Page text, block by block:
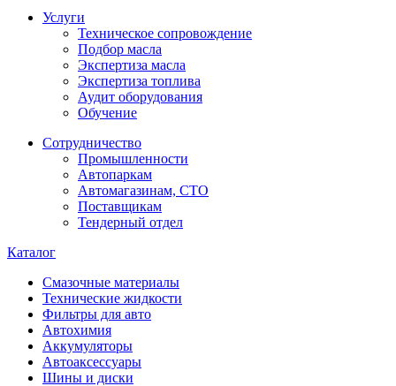
Услуги
Техническое сопровождение
Подбор масла
Экспертиза масла
Экспертиза топлива
Аудит оборудования
Обучение
Сотрудничество
Промышленности
Автопаркам
Автомагазинам, СТО
Поставщикам
Тендерный отдел
Каталог
Смазочные материалы
Технические жидкости
Фильтры для авто
Автохимия
Аккумуляторы
Автоаксессуары
Шины и диски